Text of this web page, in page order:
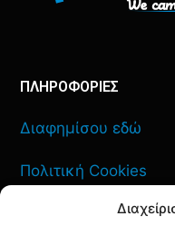
ΠΛΗΡΟΦΟΡΙΕΣ
Διαφημίσου εδώ
Πολιτική Cookies